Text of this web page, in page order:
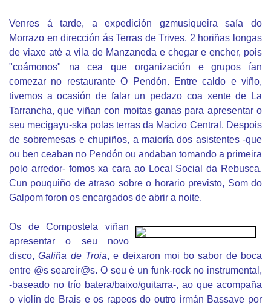
Venres á tarde, a expedición gzmusiqueira saía do
Morrazo en dirección ás Terras de Trives. 2 horiñas longas
de viaxe até a vila de Manzaneda e chegar e encher, pois
"coámonos" na cea que organización e grupos ían
comezar no restaurante O Pendón. Entre caldo e viño,
tivemos a ocasión de falar un pedazo coa xente de La
Tarrancha, que viñan con moitas ganas para apresentar o
seu mecigayu-ska polas terras da Macizo Central. Despois
de sobremesas e chupiños, a maioría dos asistentes -que
ou ben ceaban no Pendón ou andaban tomando a primeira
polo arredor- fomos xa cara ao Local Social da Rebusca.
Cun pouquiño de atraso sobre o horario previsto, Som do
Galpom foron os encargados de abrir a noite.
Os de Compostela viñan
apresentar o seu novo
disco,Galiña de Troia, e deixaron moi bo sabor de boca
entre @s seareir@s. O seu é un funk-rock no instrumental,
-baseado no trío batera/baixo/guitarra-, ao que acompaña
o violín de Brais e os rapeos do outro irmán Bassave por